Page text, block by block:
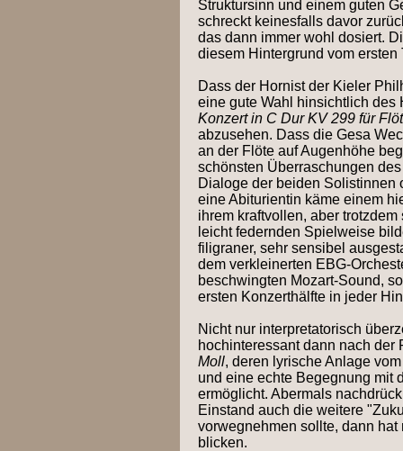
Struktursinn und einem guten
schreckt keinesfalls davor
das dann immer wohl dosiert.
diesem Hintergrund vom ersten
Dass der Hornist der Kieler
eine gute Wahl hinsichtlich des
Konzert in C Dur KV 299 für
abzusehen. Dass die Gesa
an der Flöte auf Augenhöhe
schönsten Überraschungen
Dialoge der beiden Solistinnen
eine Abiturientin käme einem
ihrem kraftvollen, aber
leicht federnden Spielweise
filigraner, sehr sensibel
dem verkleinerten EBG-
beschwingten Mozart-Sound,
ersten Konzerthälfte in jeder
Nicht nur interpretatorisch
hochinteressant dann nach
Moll, deren lyrische Anlage
und eine echte Begegnung mit
ermöglicht. Abermals
Einstand auch die weitere
vorwegnehmen sollte, dann
blicken.